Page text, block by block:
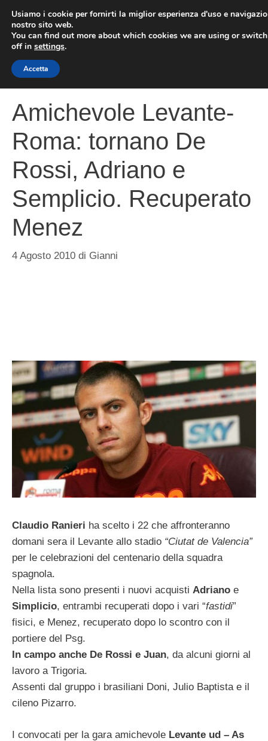
contenuto
Amichevole Levante-
Roma: tornano De
Rossi, Adriano e
Semplicio. Recuperato
Menez
4 Agosto 2010 di Gianni
Claudio Ranieri ha scelto i 22 che affronteranno
domani sera il Levante allo stadio “Ciutat de Valencia”
per le celebrazioni del centenario della squadra
spagnola.
Nella lista sono presenti i nuovi acquisti Adriano e
Simplicio, entrambi recuperati dopo i vari “fastidi”
fisici, e Menez, recuperato dopo lo scontro con il
portiere del Psg.
In campo anche De Rossi e Juan, da alcuni giorni al
lavoro a Trigoria.
Assenti dal gruppo i brasiliani Doni, Julio Baptista e il
cileno Pizarro.
I convocati per la gara amichevole Levante ud – As
Usiamo i cookie per fornirti la miglior esperienza d'uso e
nostro sito web.
You can find out more about which cookies we are using or
off in settings.
Accetta